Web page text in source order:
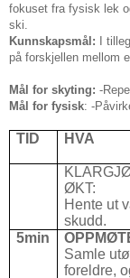
fokuset fra fysisk lek
ski.
Kunnskapsmål: I
på forskjellen mellom
Mål for skyting: -
Mål for fysisk: -
TID HVA
ØKT:
Hente ut
skudd.
5min
Samle
foreldre,